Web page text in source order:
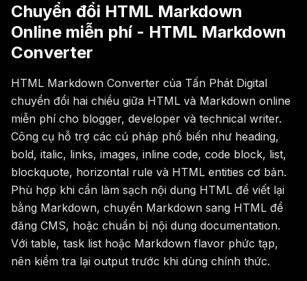
Chuyển đổi HTML Markdown
Online miễn phí - HTML Markdown
Converter
HTML Markdown Converter của Tấn Phát Digital
chuyển đổi hai chiều giữa HTML và Markdown online
miễn phí cho blogger, developer và technical writer.
Công cụ hỗ trợ các cú pháp phổ biến như heading,
bold, italic, links, images, inline code, code block, list,
blockquote, horizontal rule và HTML entities cơ bản.
Phù hợp khi cần làm sạch nội dung HTML để viết lại
bằng Markdown, chuyển Markdown sang HTML để
đăng CMS, hoặc chuẩn bị nội dung documentation.
Với table, task list hoặc Markdown flavor phức tạp,
nên kiểm tra lại output trước khi dùng chính thức.